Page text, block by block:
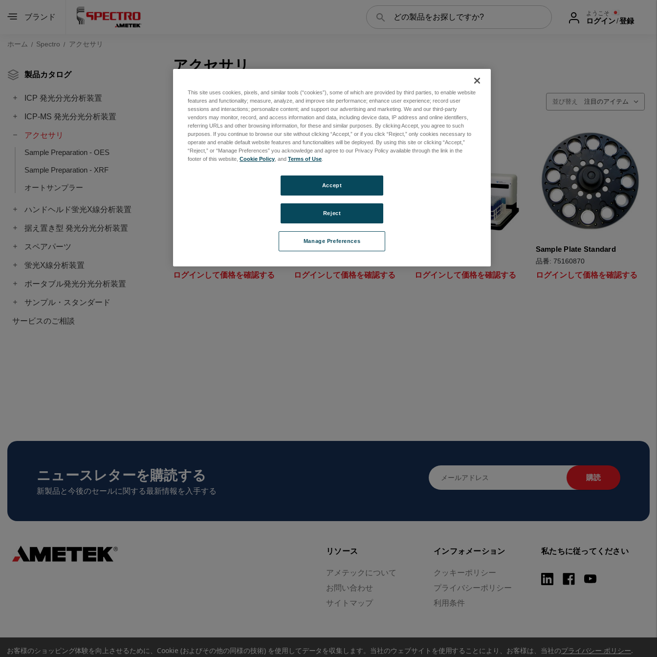
ブランド
検
索
ようこそ
ログイン/登録
ホーム Spectro アクセサリ
製品カタログ
ICP 発光分光分析装置
ICP-MS 発光分光分析装置
アクセサリ
Sample Preparation - OES
Sample Preparation - XRF
オートサンプラー
ハンドヘルド蛍光X線分析装置
据え置き型 発光分光分析装置
スペアパーツ
蛍光X線分析装置
ポータブル発光分光分析装置
サンプル・スタンダード
サービスのご相談
アクセサリ
並び替え
ログインして価格を確認する
Autosampler ASX280
ログインして価格を確認する ログインして価格を確認する
Sample Plate Standard
品番: 75160870
ログインして価格を確認する
ニュースレターを購読する
新製品と今後のセールに関する最新情報を入手する
メ
ー
リソース
アメテックについて
お問い合わせ
サイトマップ
インフォメーション
クッキーポリシー
プライバシーポリシー
利用条件
私たちに従ってください
お客様のショッピング体験を向上させるために、Cookie (およびその他の同様の技術) を使用してデータを収集します。 当社のウェブサイトを使用することにより、お客様は、当社のプライバシー ポリシー.
This site uses cookies, pixels, and similar tools (“cookies”), some of which are provided by third parties, to enable website
features and functionality; measure, analyze, and improve site performance; enhance user experience; record user
sessions and interactions; personalize content; and support our advertising and marketing. We and our third-party
vendors may monitor, record, and access information and data, including device data, IP address and online identifiers,
referring URLs and other browsing information, for these and similar purposes. By clicking Accept, you agree to such
purposes. If you continue to browse our site without clicking “Accept,” or if you click “Reject,” only cookies necessary to
operate and enable default website features and functionalities will be deployed. By using this site or clicking “Accept,”
“Reject,” or “Manage Preferences” you acknowledge and agree to our Privacy Policy available through the link in the
footer of this website, Cookie Policy , and Terms of Use
Manage Preferences
Reject
Accept